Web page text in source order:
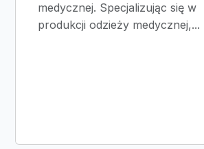
medycznej. Specjalizując się w
produkcji odzieży medycznej,...